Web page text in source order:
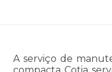
A serviço de